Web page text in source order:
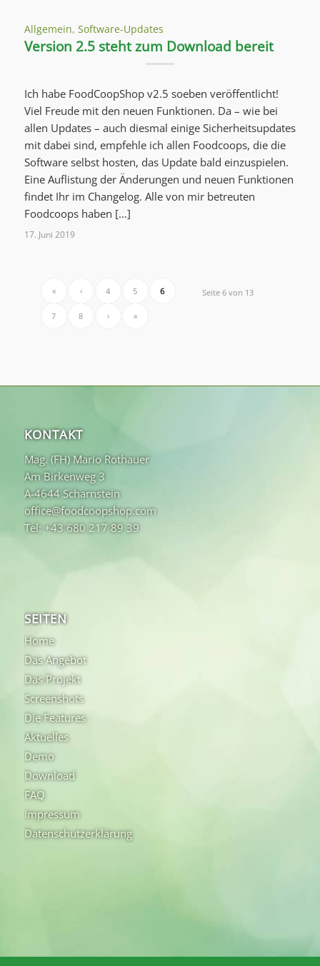
Allgemein, Software-Updates
Version 2.5 steht zum Download bereit
Ich habe FoodCoopShop v2.5 soeben veröffentlicht!
Viel Freude mit den neuen Funktionen. Da – wie bei
allen Updates – auch diesmal einige Sicherheitsupdates
mit dabei sind, empfehle ich allen Foodcoops, die die
Software selbst hosten, das Update bald einzuspielen.
Eine Auflistung der Änderungen und neuen Funktionen
findet Ihr im Changelog. Alle von mir betreuten
Foodcoops haben […]
17. Juni 2019
Seite 6 von 13
« ‹ 4 5 6
7 8 › »
KONTAKT
Mag. (FH) Mario Rothauer
Am Birkenweg 3
A-4644 Scharnstein
office@foodcoopshop.com
Tel: +43 680 217 89 39
SEITEN
Home
Das Angebot
Das Projekt
Screenshots
Die Features
Aktuelles
Demo
Download
FAQ
Impressum
Datenschutzerklärung